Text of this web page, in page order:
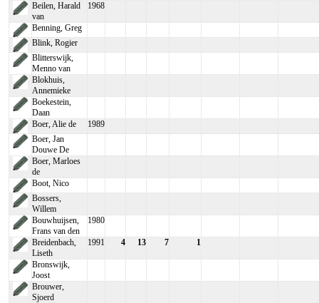
Beilen, Harald
van
1968
Benning, Greg
Blink, Rogier
Blitterswijk,
Menno van
Blokhuis,
Annemieke
Boekestein,
Daan
Boer, Alie de
1989
Boer, Jan
Douwe De
Boer, Marloes
de
Boot, Nico
Bossers,
Willem
Bouwhuijsen,
Frans van den
1980
Breidenbach,
Liseth
1991 4 13 7 1
Bronswijk,
Joost
Brouwer,
Sjoerd